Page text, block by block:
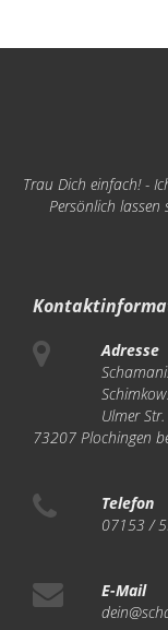
Trau Dich einfach! -
Persönlich lassen
Adresse
Ulmer
73207 Plochingen
Telefon
07153 /
E-Mail